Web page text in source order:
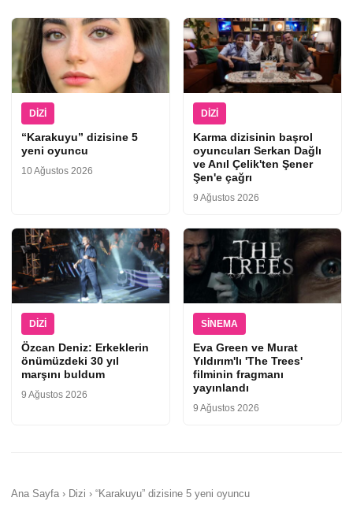
DIZI
“Karakuyu” dizisine 5
yeni oyuncu
10 Ağustos 2026
DIZI
Karma dizisinin başrol
oyuncuları Serkan Dağlı
ve Anıl Çelik'ten Şener
Şen'e çağrı
9 Ağustos 2026
DIZI
Özcan Deniz: Erkeklerin
önümüzdeki 30 yıl
marşını buldum
9 Ağustos 2026
SINEMA
Eva Green ve Murat
Yıldırım'lı 'The Trees'
filminin fragmanı
yayınlandı
9 Ağustos 2026
Ana Sayfa › Dizi › “Karakuyu” dizisine 5 yeni oyuncu